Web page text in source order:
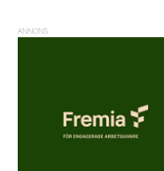
ANNONS